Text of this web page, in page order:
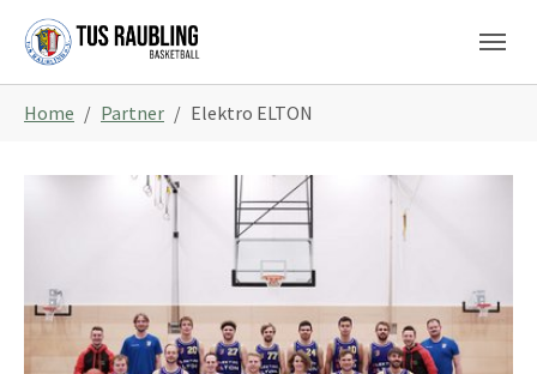
Skip to main content
Skip to page footer
Home Partner Elektro ELTON